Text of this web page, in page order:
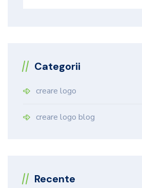
Categorii
creare logo
creare logo blog
Recente